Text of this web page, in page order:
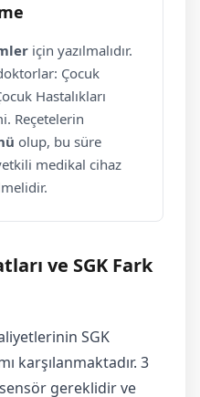
için yazılmalıdır.
Çocuk
Hastalıkları
Reçetelerin
olup, bu süre
medikal cihaz
ve SGK Fark
SGK
karşılanmaktadır. 3
gereklidir ve